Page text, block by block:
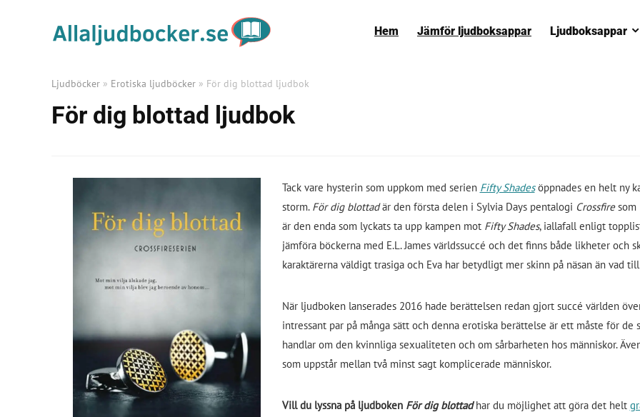
Hem Jämför ljudboksappar Ljudboksappar
Ljudböcker » Erotiska ljudböcker » För dig blottad ljudbok
För dig blottad ljudbok
Tack vare hysterin som uppkom med serien Fifty Shadesöppnades en helt ny
storm. För dig blottadär den första delen i Sylvia Days pentalogi Crossfiresom
är den enda som lyckats ta upp kampen mot Fifty Shades, iallafall enligt
jämföra böckerna med E.L. James världssuccé och det finns både likheter och
karaktärerna väldigt trasiga och Eva har betydligt mer skinn på näsan än vad
När ljudboken lanserades 2016 hade berättelsen redan gjort succé världen
intressant par på många sätt och denna erotiska berättelse är ett måste för de
handlar om den kvinnliga sexualiteten och om sårbarheten hos människor.
som uppstår mellan två minst sagt komplicerade människor.
Vill du lyssna på ljudboken För dig blottadhar du möjlighet att göra det helt